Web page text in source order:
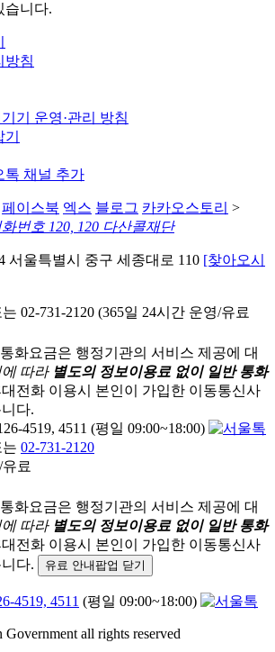
습니다.
방침
기 운영·관리 방침
톡 채널 추가
페이스북 엑스 블로그 카카오스토리 >
번호 120, 120 다산콜재단
서울특별시 중구 세종대로 110 [찾아오시
02-731-2120 (365일 24시간 운영/유료
통화요금은 행정기관의 서비스 제공에 대
따라 별도의 정보이용료 없이 일반 통화
대전화 이용시 본인이 가입한 이동통신사
다.
4519, 4511 (평일 09:00~18:00)
는 02-731-2120
료
통화요금은 행정기관의 서비스 제공에 대
따라 별도의 정보이용료 없이 일반 통화
대전화 이용시 본인이 가입한 이동통신사
다.
유료 안내팝업 닫기
4519, 4511 (평일 09:00~18:00)
all rights reserved